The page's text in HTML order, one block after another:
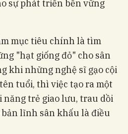
sự phát triển bền vững
mục tiêu chính là tìm
"hạt giống đỏ" cho sân
khi những nghệ sĩ gạo cội
tuổi, thì việc tạo ra một
năng trẻ giao lưu, trau dồi
lĩnh sân khấu là điều